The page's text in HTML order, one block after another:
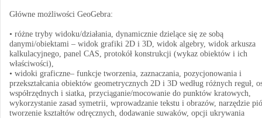
Główne możliwości GeoGebra:
• różne tryby widoku/działania, dynamicznie dzielące się ze sobą
danymi/obiektami – widok grafiki 2D i 3D, widok algebry, widok arkusza
kalkulacyjnego, panel CAS, protokół konstrukcji (wykaz obiektów i ich
właściwości),
• widoki graficzne– funkcje tworzenia, zaznaczania, pozycjonowania i
przekształcania obiektów geometrycznych 2D i 3D według różnych reguł,
współrzędnych i siatka, przyciąganie/mocowanie do punktów kratowych,
wykorzystanie zasad symetrii, wprowadzanie tekstu i obrazów, narzędzie
tworzenie kształtów odręcznych, dodawanie suwaków, opcji ukrywania